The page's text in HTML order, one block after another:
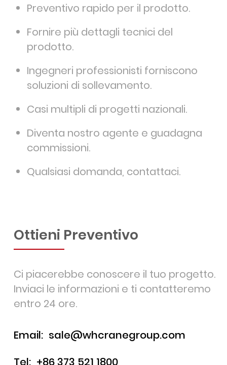
Preventivo rapido per il prodotto.
Fornire più dettagli tecnici del
prodotto.
Ingegneri professionisti forniscono
soluzioni di sollevamento.
Casi multipli di progetti nazionali.
Diventa nostro agente e guadagna
commissioni.
Qualsiasi domanda, contattaci.
Ottieni Preventivo
Ci piacerebbe conoscere il tuo progetto.
Inviaci le informazioni e ti contatteremo
entro 24 ore.
Email: sale@whcranegroup.com
Tel: +86 373 521 1800